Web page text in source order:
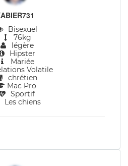
Bisexuel
76kg
légère
Hipster
Mariée
Volatile
chrétien
Mac Pro
Sportif
Les chiens